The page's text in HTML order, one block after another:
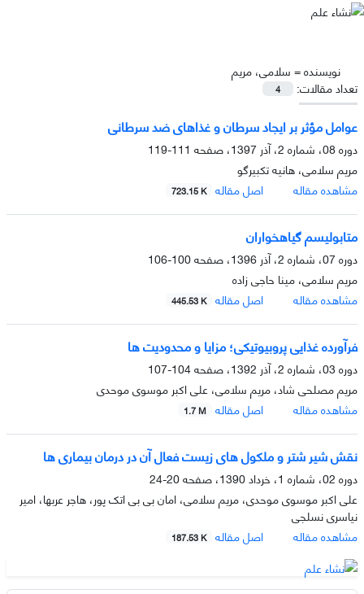
نویسنده = سلامی، مریم
تعداد مقالات:
4
عوامل مؤثر بر ایجاد سرطان و غذاهای ضد سرطانی
دوره 08، شماره 2، آذر 1397، صفحه
111-119
مریم سلامی، هانیه تکبیرگو
مشاهده مقاله
اصل مقاله 723.15 K
متابولیسم گیاهخواران
دوره 07، شماره 2، آذر 1396، صفحه
100-106
مریم سلامی، مینا حاجی زاده
مشاهده مقاله
اصل مقاله 445.53 K
فرآورده غذایی پروبیوتیکی؛ مزایا و محدودیت ها
دوره 03، شماره 2، آذر 1392، صفحه
104-107
مریم مصلحی شاد، مریم سلامی، علی اکبر موسوی موحدی
مشاهده مقاله
اصل مقاله 1.7 M
نقش شیر شتر و ملکول های زیست فعال آن در درمان بیماری ها
دوره 02، شماره 1، خرداد 1390، صفحه
20-24
علی اکبر موسوی موحدی، مریم سلامی، امان بی بی اتک پور، هاجر عربها، امیر
نیاسری نسلجی
مشاهده مقاله
اصل مقاله 187.53 K